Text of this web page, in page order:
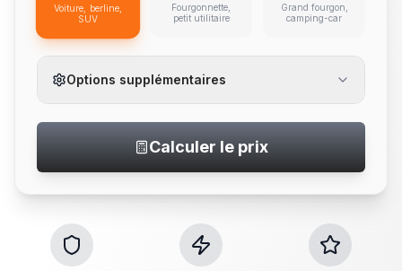
Voiture, berline,
SUV
Fourgonnette,
petit utilitaire
Grand fourgon,
camping-car
Options supplémentaires
Calculer le prix